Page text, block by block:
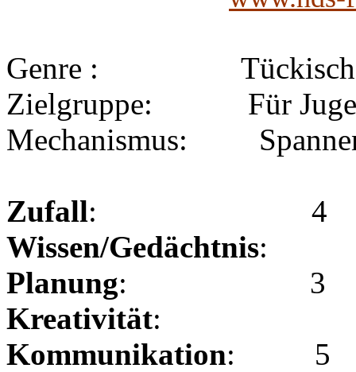
Genre : Tückisches
Zielgruppe: Für
Mechanismus:
Zufall: 4
Wissen/Gedächtnis:
Planung: 3
Kreativität:
Kommunikation: 5